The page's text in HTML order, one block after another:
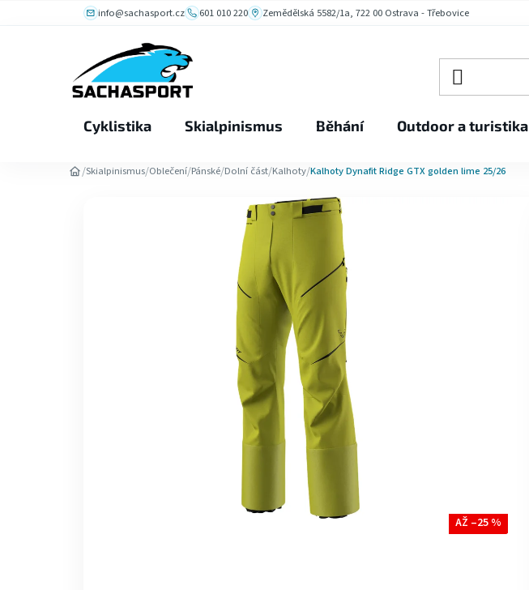
info@sachasport.cz 601 010 220 Zemědělská 5582/1a, 722 00 Ostrava - Třebovice
Cyklistika Skialpinismus Běhání Outdoor a turistika
/Skialpinismus/Oblečení/Pánské/Dolní část/Kalhoty/Kalhoty Dynafit Ridge GTX golden lime 25/26
AŽ –25 %